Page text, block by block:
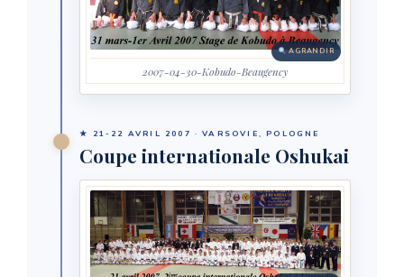
AGRANDIR
2007-04-30-Kobudo-Beaugency
★ 21-22 AVRIL 2007 · VARSOVIE, POLOGNE
Coupe internationale Oshukai